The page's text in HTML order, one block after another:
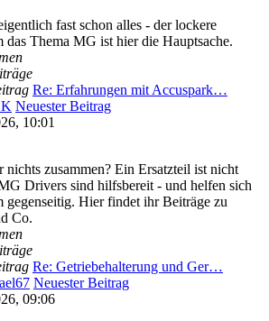
fast schon alles - der lockere
das Thema MG ist hier die Hauptsache.
Re: Erfahrungen mit Accuspark…
Neuester Beitrag
10:01
nichts zusammen? Ein Ersatzteil ist nicht
Drivers sind hilfsbereit - und helfen sich
gegenseitig. Hier findet ihr Beiträge zu
Co.
Re: Getriebehalterung und Ger…
Neuester Beitrag
09:06